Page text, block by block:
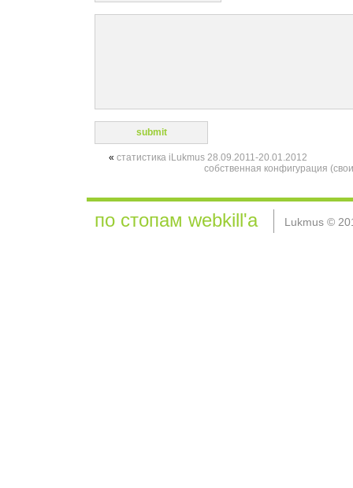
« статистика iLukmus 28.09.2011-20.01.2012
собственная конфигурация
по стопам webkill'а Lukmus ©